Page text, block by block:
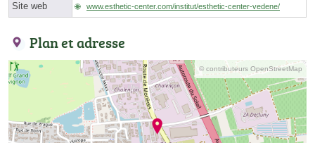
Site web www.esthetic-center.com/institut/esthetic-center-vedene/
Plan et adresse
© contributeurs OpenStreetMap